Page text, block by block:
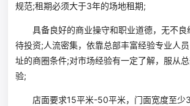
规范;租期必须大于3年的场地租期;
具备良好的商业操守和职业道德，无不良
待投资;人流密集，依靠总部丰富经验专业人
址的商圈条件;对市场经验有一定了解，服从
验;
店面要求15平米-50平米，门面宽度至少3